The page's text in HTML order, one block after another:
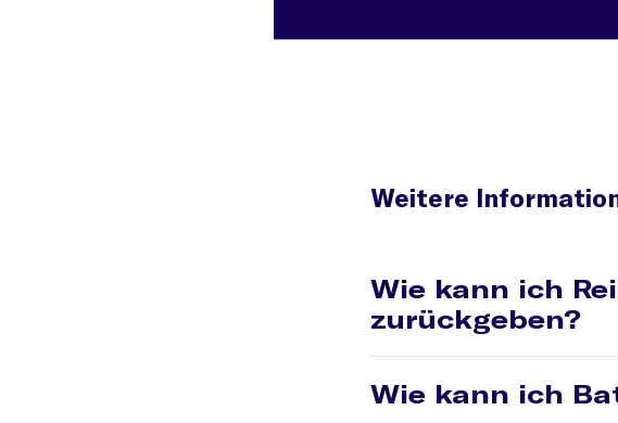
Weitere
Wie kann ich
zurückgeben?
telefonisch unter 030
Wie kann ich